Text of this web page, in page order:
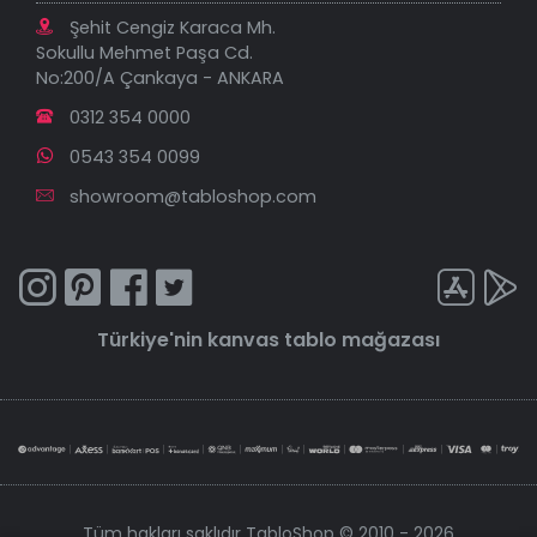
Şehit Cengiz Karaca Mh.
Sokullu Mehmet Paşa Cd.
No:200/A Çankaya - ANKARA
0312 354 0000
0543 354 0099
showroom@tabloshop.com
Türkiye'nin kanvas tablo mağazası